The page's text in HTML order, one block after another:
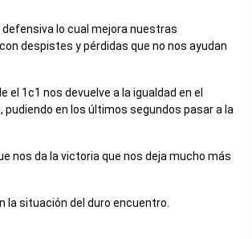
lo cual mejora nuestras
despistes y pérdidas que no nos ayudan
1c1 nos devuelve a la igualdad en el
en los últimos segundos pasar a la
nos da la victoria que nos deja mucho más
la situación del duro encuentro.